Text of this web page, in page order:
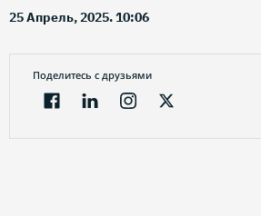
25 Апрель, 2025. 10:06
Поделитесь с друзьями